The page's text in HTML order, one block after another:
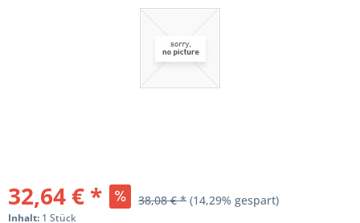
32,64 € * 38,08 € * (14,29% gespart)
Inhalt: 1 Stück